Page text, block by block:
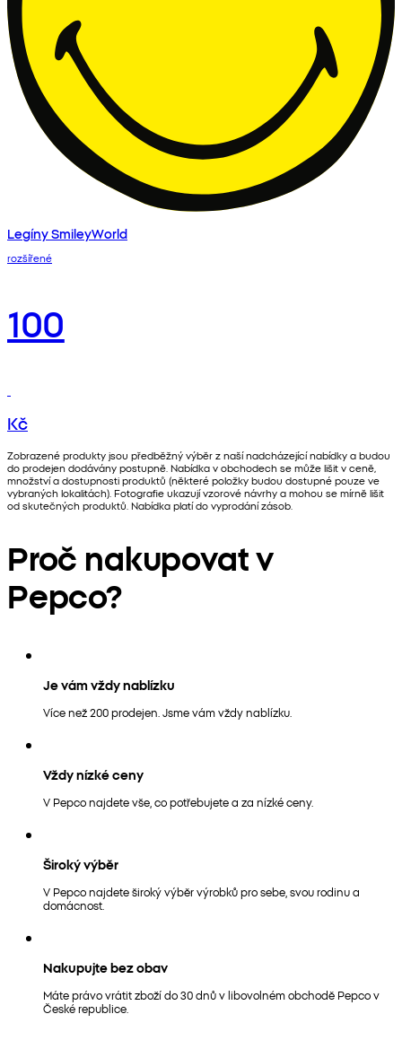
Legíny SmileyWorld
rozšířené
100
Kč
Zobrazené produkty jsou předběžný výběr z naší nadcházející nabídky a budou
do prodejen dodávány postupně. Nabídka v obchodech se může lišit v ceně,
množství a dostupnosti produktů (některé položky budou dostupné pouze ve
vybraných lokalitách). Fotografie ukazují vzorové návrhy a mohou se mírně lišit
od skutečných produktů. Nabídka platí do vyprodání zásob.
Proč nakupovat v
Pepco?
Je vám vždy nablízku
Více než 200 prodejen. Jsme vám vždy nablízku.
Vždy nízké ceny
V Pepco najdete vše, co potřebujete a za nízké ceny.
Široký výběr
V Pepco najdete široký výběr výrobků pro sebe, svou rodinu a
domácnost.
Nakupujte bez obav
Máte právo vrátit zboží do 30 dnů v libovolném obchodě Pepco v
České republice.